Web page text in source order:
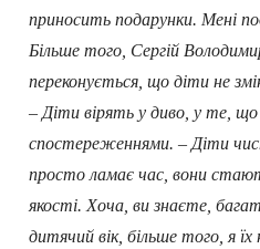
приносить подарунки. Мені
Більше того, Сергій
переконується, що діти не
– Діти вірять у диво, у те,
спостереженнями. – Діти
просто ламає час, вони
якості. Хоча, ви знаєте,
дитячий вік, більше того, я